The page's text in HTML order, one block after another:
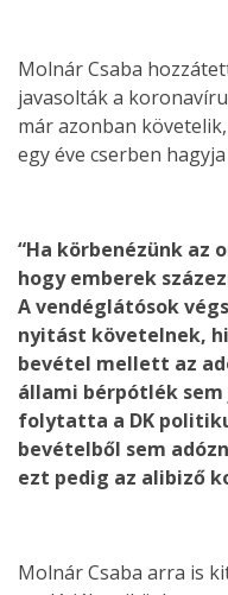
Molnár Csaba
javasolták a
már azonban
egy éve cserben
“Ha körbenézünk az
hogy emberek
A vendéglátósok
nyitást követelnek,
bevétel mellett az
állami bérpótlék
folytatta a DK
bevételből sem
ezt pedig az alibiző
Molnár Csaba arra is